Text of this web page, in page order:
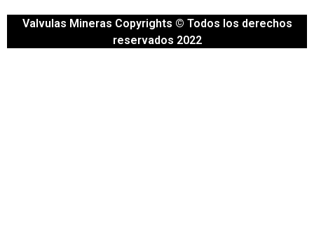
Valvulas Mineras Copyrights © Todos los derechos
reservados 2022